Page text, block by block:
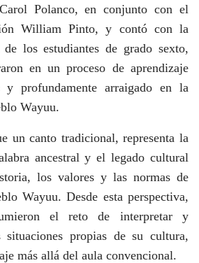
Polanco, en conjunto con el
William Pinto, y contó con la
los estudiantes de grado sexto,
en un proceso de aprendizaje
profundamente arraigado en la
Wayuu.
un canto tradicional, representa la
ancestral y el legado cultural
los valores y las normas de
Wayuu. Desde esta perspectiva,
el reto de interpretar y
situaciones propias de su cultura,
más allá del aula convencional.